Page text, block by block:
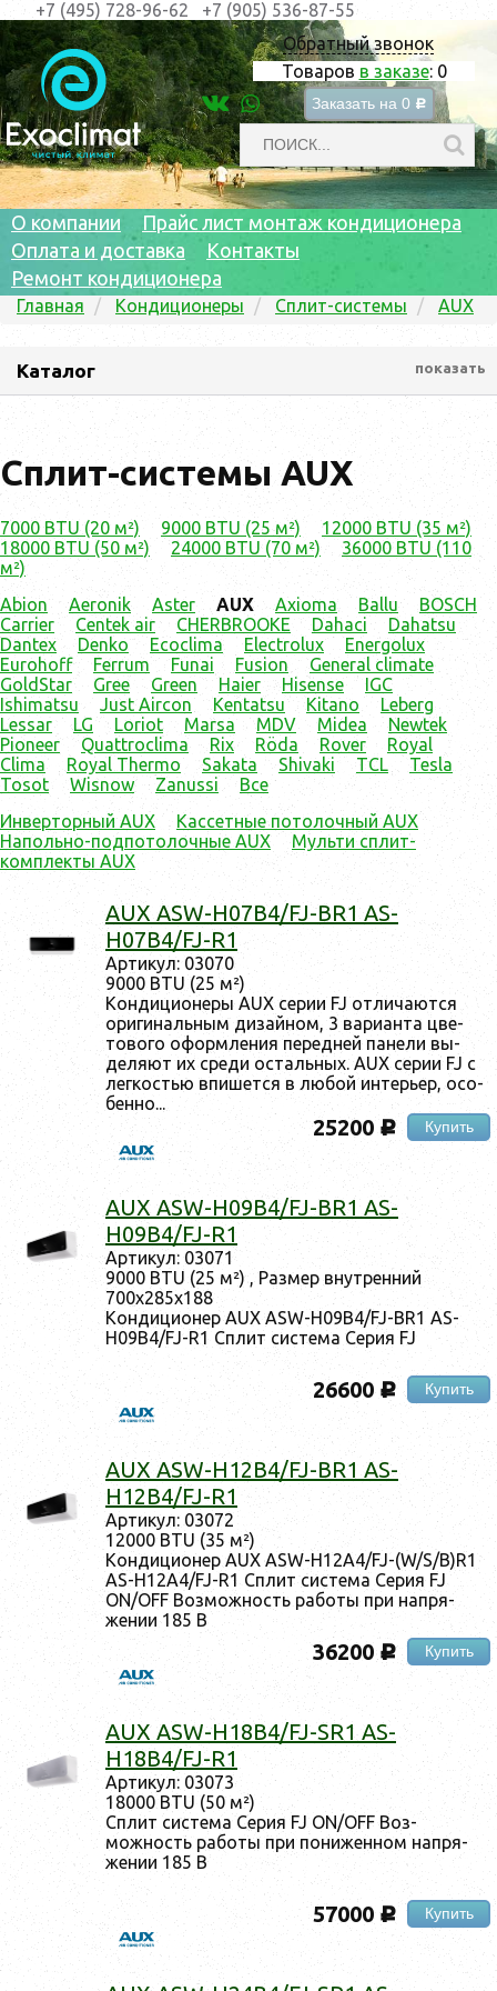
Обратный звонок
Товаров в заказе: 0
Заказать на 0 c
+7 (495) 728-96-62 +7 (905) 536-87-55
О компании
Прайс лист монтаж кондиционера
Оплата и доставка
Контакты
Ремонт кондиционера
Главная Кондиционеры Сплит-системы AUX
Каталог показать
Сплит-системы AUX
7000 BTU (20 м²) 9000 BTU (25 м²)
12000 BTU (35 м²)
18000 BTU (50 м²)
24000 BTU (70 м²)
36000 BTU (110
м²)
Abion
Aeronik Aster AUX Axioma Ballu
BOSCH
Carrier
Centek air CHERBROOKE Dahaci
Dahatsu
Dantex
Denko Ecoclima Electrolux
Energolux
Eurohoff
Ferrum Funai Fusion
General climate
GoldStar
Gree Green Haier Hisense
IGC
Ishimatsu
Just Aircon Kentatsu Kitano
Leberg
Lessar
LG Loriot Marsa MDV Midea
Newtek
Pioneer
Quattroclima Rix Röda Rover
Royal
Clima
Royal Thermo Sakata Shivaki TCL
Tesla
Tosot
Wisnow Zanussi
Все
Инверторный AUX
Кассетные потолочный AUX
Напольно-подпотолочные AUX
Мульти cплит-
комплекты AUX
AUX ASW-H07B4/FJ-BR1 AS-
H07B4/FJ-R1
Ар­ти­кул: 03070
9000 BTU (25 м²)
Кон­ди­ци­оне­ры AUX се­рии FJ от­ли­ча­ют­ся
ори­гиналь­ным ди­зай­ном, 3 ва­ри­ан­та цве­
тово­го офор­мле­ния пе­ред­ней па­нели вы­
деля­ют их сре­ди ос­таль­ных. AUX се­рии FJ с
лег­костью впи­шет­ся в лю­бой ин­терь­ер, осо­
бен­но...
25200 c Купить
AUX ASW-H09B4/FJ-BR1 AS-
H09B4/FJ-R1
Ар­ти­кул: 03071
9000 BTU (25 м²) , Раз­мер внут­ренний
700x285x188
Кон­ди­ци­онер AUX ASW-H09B4/FJ-BR1 AS-
H09B4/FJ-R1 Сплит сис­те­ма Се­рия FJ
26600 c Купить
AUX ASW-H12B4/FJ-BR1 AS-
H12B4/FJ-R1
Ар­ти­кул: 03072
12000 BTU (35 м²)
Кон­ди­ци­онер AUX ASW-H12A4/FJ-(W/S/B)R1
AS-H12A4/FJ-R1 Сплит сис­те­ма Се­рия FJ
ON/OFF Воз­можность ра­боты при нап­ря­
жении 185 В
36200 c Купить
AUX ASW-H18B4/FJ-SR1 AS-
H18B4/FJ-R1
Ар­ти­кул: 03073
18000 BTU (50 м²)
Сплит сис­те­ма Се­рия FJ ON/OFF Воз­
можность ра­боты при по­нижен­ном нап­ря­
жении 185 В
57000 c Купить